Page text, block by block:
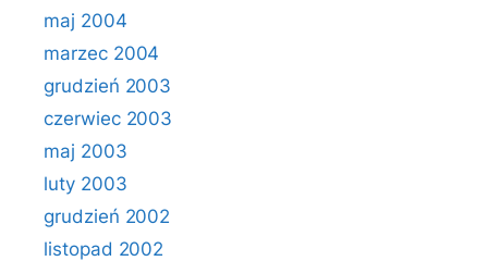
maj 2004
marzec 2004
grudzień 2003
czerwiec 2003
maj 2003
luty 2003
grudzień 2002
listopad 2002